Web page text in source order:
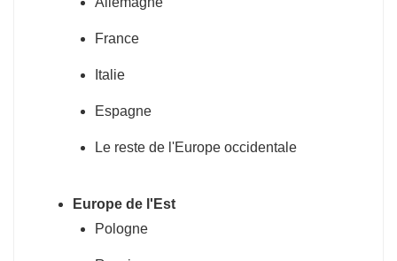
France
Italie
Espagne
Le reste de l'Europe occidentale
Europe de l'Est
Pologne